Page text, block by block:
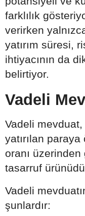
farklılık
verirken
yatırım süresi,
ihtiyacının da
belirtiyor.
Vadeli
Vadeli
yatırılan
oranı
tasarruf
Vadeli
şunlardır: